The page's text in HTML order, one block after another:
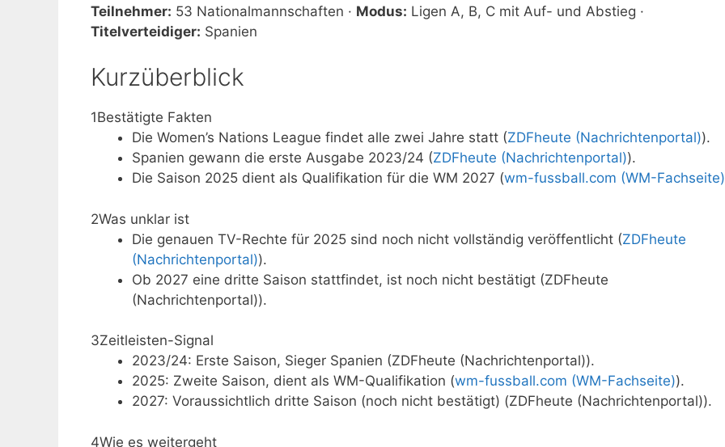
Teilnehmer: 53 Nationalmannschaften · Modus: Ligen A, B, C mit Auf- und Abstieg ·
Titelverteidiger: Spanien
Kurzüberblick
1Bestätigte Fakten
Die Women’s Nations League findet alle zwei Jahre statt (ZDFheute (Nachrichtenportal)).
Spanien gewann die erste Ausgabe 2023/24 (ZDFheute (Nachrichtenportal)).
Die Saison 2025 dient als Qualifikation für die WM 2027 (wm-fussball.com (WM-Fachseite)
2Was unklar ist
Die genauen TV-Rechte für 2025 sind noch nicht vollständig veröffentlicht (ZDFheute
(Nachrichtenportal)).
Ob 2027 eine dritte Saison stattfindet, ist noch nicht bestätigt (ZDFheute
(Nachrichtenportal)).
3Zeitleisten-Signal
2023/24: Erste Saison, Sieger Spanien (ZDFheute (Nachrichtenportal)).
2025: Zweite Saison, dient als WM-Qualifikation (wm-fussball.com (WM-Fachseite)).
2027: Voraussichtlich dritte Saison (noch nicht bestätigt) (ZDFheute (Nachrichtenportal)).
4Wie es weitergeht